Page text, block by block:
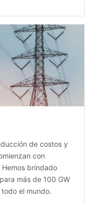
de costos y
con
brindado
más de 100 GW
el mundo.